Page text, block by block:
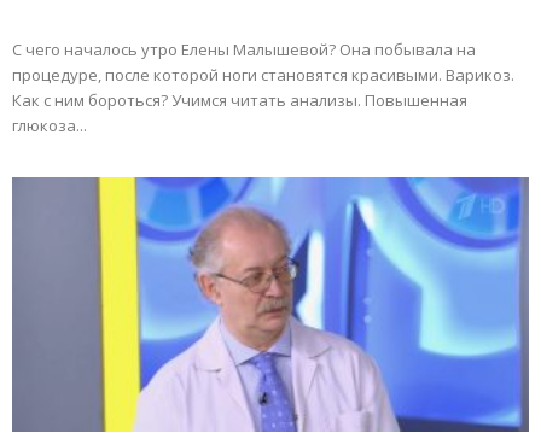
С чего началось утро Елены Малышевой? Она побывала на
процедуре, после которой ноги становятся красивыми. Варикоз.
Как с ним бороться? Учимся читать анализы. Повышенная
глюкоза...